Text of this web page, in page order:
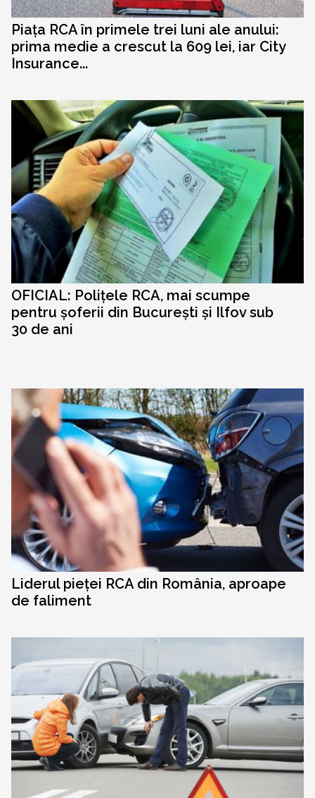
Piața RCA în primele trei luni ale anului:
prima medie a crescut la 609 lei, iar City
Insurance...
OFICIAL: Polițele RCA, mai scumpe
pentru șoferii din București și Ilfov sub
30 de ani
Liderul pieței RCA din România, aproape
de faliment